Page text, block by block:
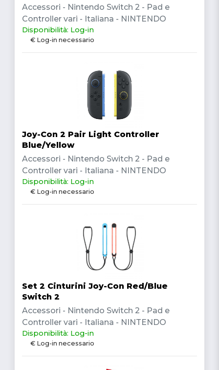
Accessori - Nintendo Switch 2 - Pad e
Controller vari - Italiana - NINTENDO
Disponibilità: Log-in
€ Log-in necessario
Joy-Con 2 Pair Light Controller
Blue/Yellow
Accessori - Nintendo Switch 2 - Pad e
Controller vari - Italiana - NINTENDO
Disponibilità: Log-in
€ Log-in necessario
Set 2 Cinturini Joy-Con Red/Blue
Switch 2
Accessori - Nintendo Switch 2 - Pad e
Controller vari - Italiana - NINTENDO
Disponibilità: Log-in
€ Log-in necessario